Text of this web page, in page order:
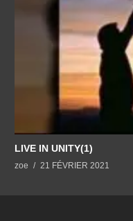
LIVE IN UNITY(1)
zoe 21 FÉVRIER 2021